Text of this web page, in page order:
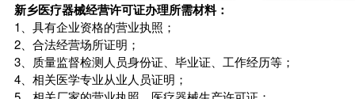
新乡医疗器械经营许可证办理所需材料：
1、具有企业资格的营业执照；
2、合法经营场所证明；
3、质量监督检测人员身份证、毕业证、工作经历等；
4、相关医学专业从业人员证明；